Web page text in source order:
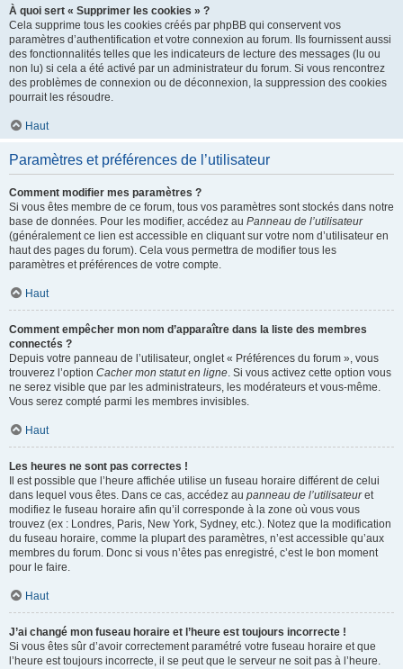
À quoi sert « Supprimer les cookies » ?
Cela supprime tous les cookies créés par phpBB qui conservent vos
paramètres d’authentification et votre connexion au forum. Ils fournissent aussi
des fonctionnalités telles que les indicateurs de lecture des messages (lu ou
non lu) si cela a été activé par un administrateur du forum. Si vous rencontrez
des problèmes de connexion ou de déconnexion, la suppression des cookies
pourrait les résoudre.
Haut
Paramètres et préférences de l’utilisateur
Comment modifier mes paramètres ?
Si vous êtes membre de ce forum, tous vos paramètres sont stockés dans notre
base de données. Pour les modifier, accédez au Panneau de l’utilisateur
(généralement ce lien est accessible en cliquant sur votre nom d’utilisateur en
haut des pages du forum). Cela vous permettra de modifier tous les
paramètres et préférences de votre compte.
Haut
Comment empêcher mon nom d’apparaître dans la liste des membres
connectés ?
Depuis votre panneau de l’utilisateur, onglet « Préférences du forum », vous
trouverez l’option Cacher mon statut en ligne. Si vous activez cette option vous
ne serez visible que par les administrateurs, les modérateurs et vous-même.
Vous serez compté parmi les membres invisibles.
Haut
Les heures ne sont pas correctes !
Il est possible que l’heure affichée utilise un fuseau horaire différent de celui
dans lequel vous êtes. Dans ce cas, accédez au panneau de l’utilisateuret
modifiez le fuseau horaire afin qu’il corresponde à la zone où vous vous
trouvez (ex : Londres, Paris, New York, Sydney, etc.). Notez que la modification
du fuseau horaire, comme la plupart des paramètres, n’est accessible qu’aux
membres du forum. Donc si vous n’êtes pas enregistré, c’est le bon moment
pour le faire.
Haut
J’ai changé mon fuseau horaire et l’heure est toujours incorrecte !
Si vous êtes sûr d’avoir correctement paramétré votre fuseau horaire et que
l’heure est toujours incorrecte, il se peut que le serveur ne soit pas à l’heure.